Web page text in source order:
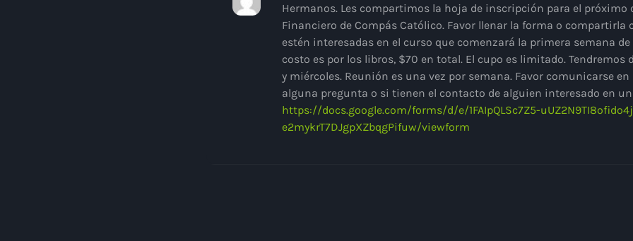
Hermanos. Les compartimos la hoja de inscripción para el próximo
Financiero de Compás Católico. Favor llenar la forma o compartirla
estén interesadas en el curso que comenzará la primera semana
costo es por los libros, $70 en total. El cupo es limitado. Tendremos
y miércoles. Reunión es una vez por semana. Favor comunicarse
alguna pregunta o si tienen el contacto de alguien interesado en
https://docs.google.com/forms/d/e/1FAIpQLSc7Z5-
e2mykrT7DJgpXZbqgPifuw/viewform